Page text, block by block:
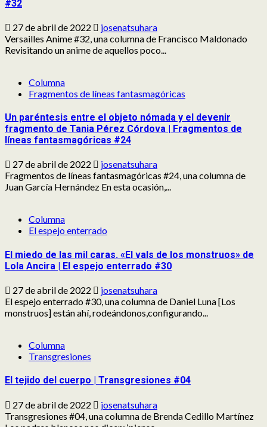
#32
27 de abril de 2022
josenatsuhara
Versailles Anime #32, una columna de Francisco Maldonado
Revisitando un anime de aquellos poco...
Columna
Fragmentos de líneas fantasmagóricas
Un paréntesis entre el objeto nómada y el devenir
fragmento de Tania Pérez Córdova | Fragmentos de
líneas fantasmagóricas #24
27 de abril de 2022
josenatsuhara
Fragmentos de líneas fantasmagóricas #24, una columna de
Juan García Hernández En esta ocasión,...
Columna
El espejo enterrado
El miedo de las mil caras. «El vals de los monstruos» de
Lola Ancira | El espejo enterrado #30
27 de abril de 2022
josenatsuhara
El espejo enterrado #30, una columna de Daniel Luna [Los
monstruos] están ahí, rodeándonos,configurando...
Columna
Transgresiones
El tejido del cuerpo | Transgresiones #04
27 de abril de 2022
josenatsuhara
Transgresiones #04, una columna de Brenda Cedillo Martínez